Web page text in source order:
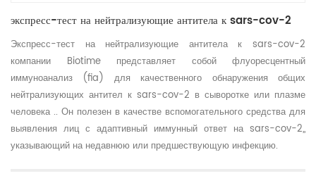
экспресс-тест на нейтрализующие антитела к sars-cov-2
Экспресс-тест на нейтрализующие антитела к sars-cov-2
компании Biotime представляет собой флуоресцентный
иммуноанализ (fia) для качественного обнаружения общих
нейтрализующих антител к sars-cov-2 в сыворотке или плазме
человека .. Он полезен в качестве вспомогательного средства для
выявления лиц с адаптивный иммунный ответ на sars-cov-2,,
указывающий на недавнюю или предшествующую инфекцию.